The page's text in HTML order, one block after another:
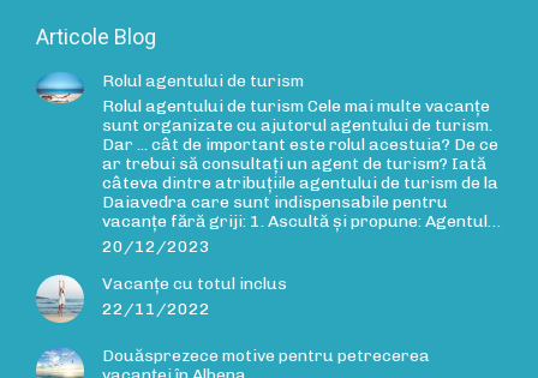
Articole Blog
Rolul agentului de turism
Rolul agentului de turism Cele mai multe vacanțe
sunt organizate cu ajutorul agentului de turism.
Dar ... cât de important este rolul acestuia? De ce
ar trebui să consultați un agent de turism? Iată
câteva dintre atribuțiile agentului de turism de la
Daiavedra care sunt indispensabile pentru
vacanțe fără griji: 1. Ascultă și propune: Agentul…
20/12/2023
Vacanțe cu totul inclus
22/11/2022
Douăsprezece motive pentru petrecerea